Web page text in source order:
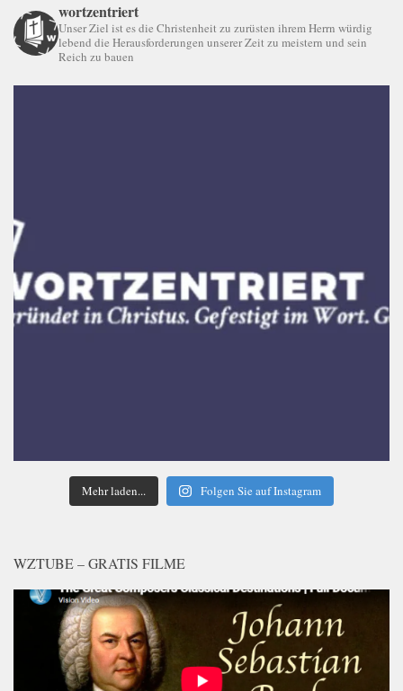
wortzentriert
Unser Ziel ist es die Christenheit zu zurüsten ihrem Herrn würdig
lebend die Herausforderungen unserer Zeit zu meistern und sein
Reich zu bauen
Mehr laden... Folgen Sie auf Instagram
WZTUBE – GRATIS FILME